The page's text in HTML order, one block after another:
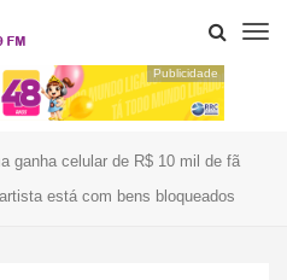
Publicidade
ganha celular de R$ 10 mil de fã
está com bens bloqueados